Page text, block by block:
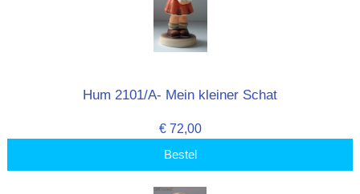
Hum 2101/A- Mein kleiner Schat
€ 72,00
Bestel